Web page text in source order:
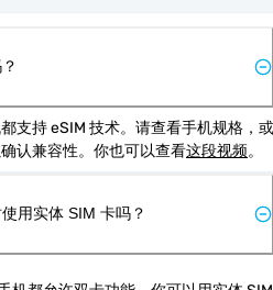
支持 eSIM 技术。请查看手机规格，或
认兼容性。你也可以查看这段视频。
用实体 SIM 卡吗？